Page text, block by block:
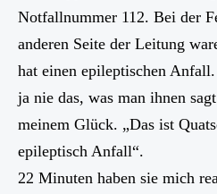
Notfallnummer 112. Bei der
anderen Seite der Leitung
hat einen epileptischen
ja nie das, was man ihnen
meinem Glück. „Das ist
epileptisch Anfall“.
22 Minuten haben sie mich